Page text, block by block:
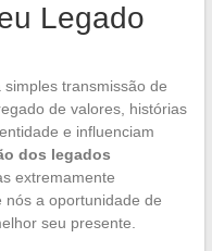
Legado
transmissão de
de valores, histórias
e influenciam
dos legados
extremamente
a oportunidade de
seu presente.